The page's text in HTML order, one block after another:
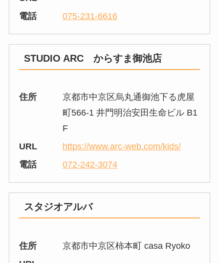
電話
075-231-6616
STUDIO ARC からすま御池店
住所
京都市中京区烏丸通御池下る虎屋
町566-1 井門明治安田生命ビル B1
F
URL
https://www.arc-web.com/kids/
電話
072-242-3074
スタジオアルバ
住所
京都市中京区柿本町 casa Ryoko